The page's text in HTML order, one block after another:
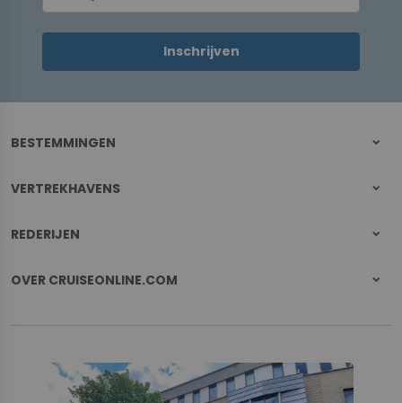
Inschrijven
BESTEMMINGEN
VERTREKHAVENS
REDERIJEN
OVER CRUISEONLINE.COM